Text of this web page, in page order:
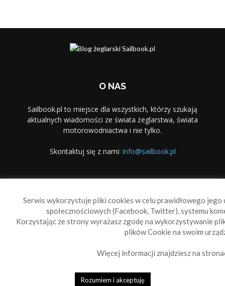
O NAS
Sailbook.pl to miejsce dla wszystkich, którzy szukają
aktualnych wiadomości ze świata żeglarstwa, świata
motorowodniactwa i nie tylko.
Skontaktuj się z nami: info@sailbook.pl
Reklama
Polityka prywatności
Serwis wykorzystuje pliki cookies w celu prawidłowego
społecznościowych (Facebook, Twitter), systemu
Korzystając ze strony wyrażasz zgodę na wykorzystywanie
plików Cookie na swoim
Więcej informacji znajdziesz na
Rozumiem i akceptuję